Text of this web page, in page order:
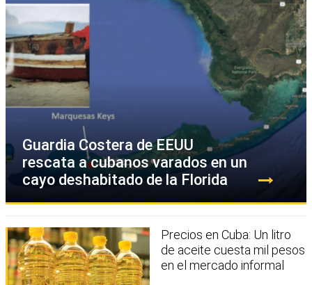
Guardia Costera de EEUU
rescata a cubanos varados en un
cayo deshabitado de la Florida
Precios en Cuba: Un litro
de aceite cuesta mil pesos
en el mercado informal